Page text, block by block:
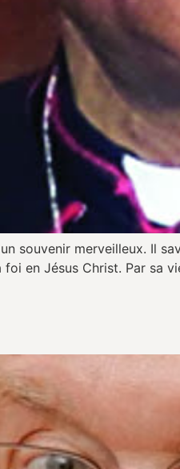
souvenir merveilleux. Il
en Jésus Christ. Par sa